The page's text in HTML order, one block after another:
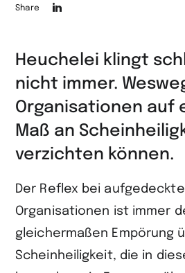
auf
LinkedIn
teilen
Share
Heuchelei klingt
nicht immer.
Organisationen auf
Maß an
verzichten können.
Der Reflex bei
Organisationen ist immer
gleichermaßen Empörung
Scheinheiligkeit, die in